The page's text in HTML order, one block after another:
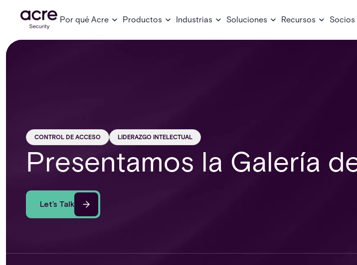
Por qué Acre Productos Industrias Soluciones Recursos Socios
CONTROL DE ACCESO LIDERAZGO INTELECTUAL
Presentamos la Galería
Let’s Talk